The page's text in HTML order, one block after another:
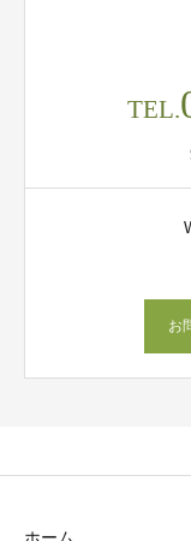
TEL.
お
ホーム